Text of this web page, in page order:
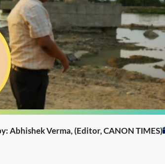
Abhishek Verma, (Editor, CANON TIMES)